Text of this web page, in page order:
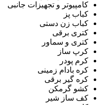
کامپیوتر و تجهیزات جانبی
کباب پز
کباب زن دستی
کتری برقی
کتری و سماور
کرپ ساز
کرم پودر
کره بادام زمینی
کره گیر برقی
کشو گرمکن
کف ساز شیر